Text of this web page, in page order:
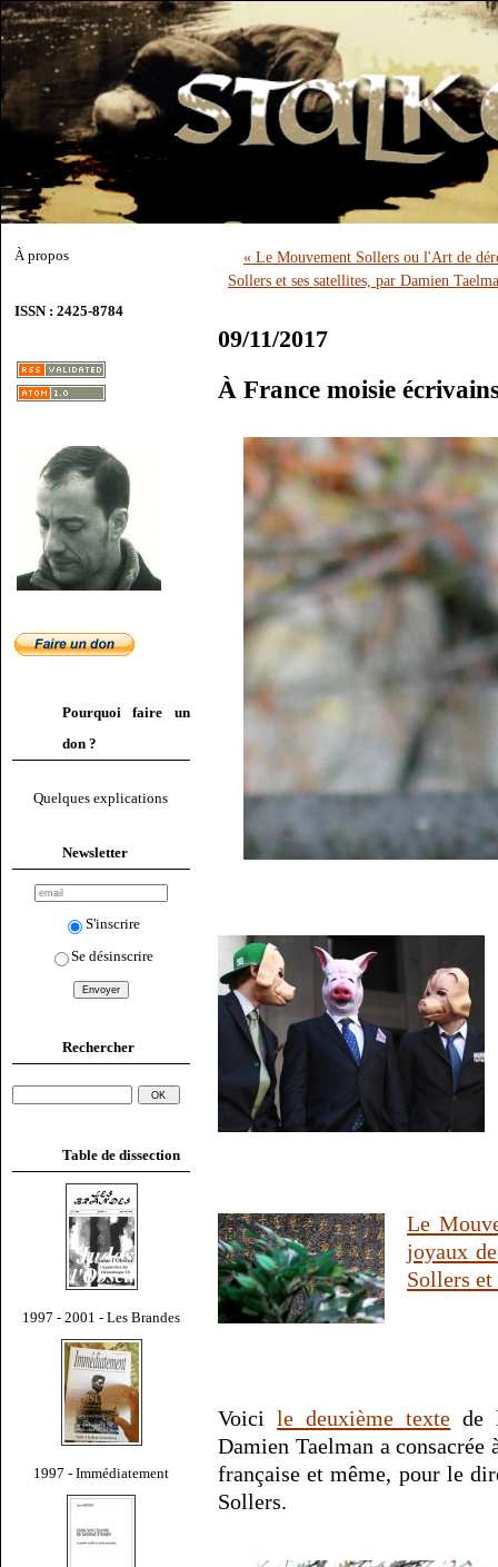
À propos
ISSN : 2425-8784
Pourquoi faire un
don ?
Quelques explications
Newsletter
S'inscrire
Se désinscrire
Rechercher
Table de dissection
1997 - 2001 - Les Brandes
1997 - Immédiatement
« Le Mouvement Sollers ou l'Art de
Sollers et ses satellites, par Damien
09/11/2017
À France moisie
Le
joyaux
Sollers et
Voicile deuxième texte de
Damien Taelman a
française et même, pour le
Sollers.